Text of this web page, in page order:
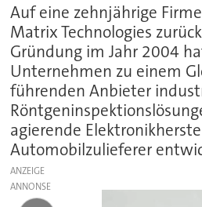
Auf eine zehnjährige
Matrix Technologies
Gründung im Jahr 2004
Unternehmen zu einem
führenden Anbieter
agierende
Automobilzulieferer
ANZEIGE